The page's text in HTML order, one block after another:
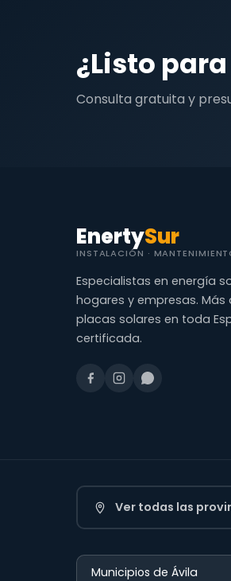
¿Listo
Consulta gratuita y
EnertySur
INSTALACIÓN ·
Especialistas en energía
hogares y empresas.
placas solares en toda
certificada.
Ver todas las